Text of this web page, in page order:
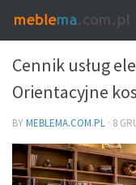
MEBLE I WNĘTRZA
Cennik usług
Orientacyjne
BYMEBLEMA.COM.PL · 8